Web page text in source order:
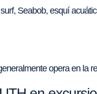
Seabob, esquí
opera en la